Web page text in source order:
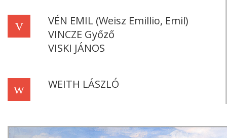
V
VÉN EMIL (Weisz Emillio, Emil)
VINCZE Győző
VISKI JÁNOS
W WEITH LÁSZLÓ